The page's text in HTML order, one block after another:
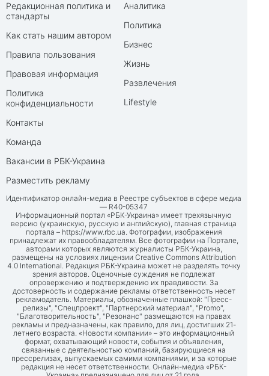
Редакционная политика и
стандарты
Как стать нашим автором
Правила пользования
Правовая информация
Политика
конфиденциальности
Контакты
Команда
Вакансии в РБК-Украина
Разместить рекламу
Аналитика
Политика
Бизнес
Жизнь
Развлечения
Lifestyle
Идентификатор онлайн-медиа в Реестре субъектов в сфере медиа
— R40-05347
Информационный портал «РБК-Украина» имеет трехязычную
версию (украинскую, русскую и английскую), главная страница
портала – https://www.rbc.ua. Фотографии, изображения
принадлежат их правообладателям. Все фотографии на Портале,
авторами которых являются журналисты РБК-Украина,
размещены на условиях лицензии Creative Commons Attribution
4.0 International. Редакция РБК-Украина может не разделять точку
зрения авторов. Оценочные суждения не подлежат
опровержению и подтверждению их правдивости. За
достоверность и содержание рекламы ответственность несет
рекламодатель. Материалы, обозначенные плашкой: "Пресс-
релизы", "Спецпроект", "Партнерский материал", "Promo",
"Благотворительность", "Резонанс" размещаются на правах
рекламы и предназначены, как правило, для лиц, достигших 21-
летнего возраста. «Новости компании» – это информационный
формат, охватывающий новости, события и объявления,
связанные с деятельностью компаний, базирующиеся на
прессрелизах, выпускаемых самими компаниями, и за которые
редакция не несет ответственности. Онлайн-медиа «РБК-